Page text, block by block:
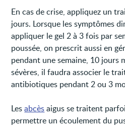
En cas de crise, appliquez un
jours. Lorsque les symptômes
appliquer le gel 2 à 3 fois par
poussée, on prescrit aussi en
pendant une semaine, 10 jours
sévères, il faudra associer le
antibiotiques pendant 2 ou 3
Lesabcèsaigus se traitent
permettre un écoulement du